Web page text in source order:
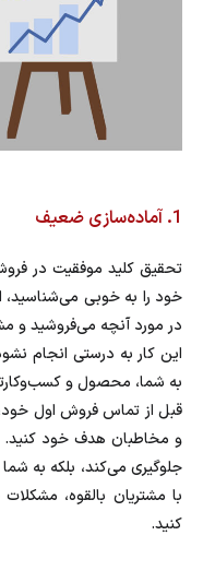
1. آماده‌سازی ضعیف
تحقیق کلید موفقیت در
خود را به خوبی می‌شناسید،
در مورد آنچه می‌فروشید و
این کار به درستی انجام
به شما، محصول و
قبل از تماس فروش اول
و مخاطبان هدف خود کنید.
جلوگیری می‌کند، بلکه به
با مشتریان بالقوه،
کنید.